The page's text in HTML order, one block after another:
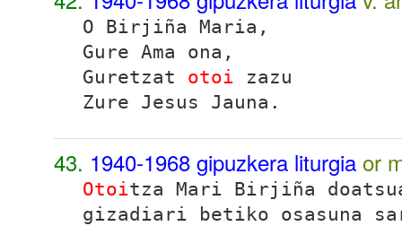
O Birjiña Maria,
Gure Ama ona,
Guretzat otoi zazu
Zure Jesus Jauna.
43. 1940-1968 gipuzkera liturgia or
Otoitza Mari Birjiña
gizadiari betiko osasuna